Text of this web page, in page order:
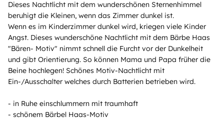
Dieses Nachtlicht mit dem wunderschönen Sternenhimmel
beruhigt die Kleinen, wenn das Zimmer dunkel ist.
Wenn es im Kinderzimmer dunkel wird, kriegen viele Kinder
Angst. Dieses wunderschöne Nachtlicht mit dem Bärbe Haas
"Bären- Motiv" nimmt schnell die Furcht vor der Dunkelheit
und gibt Orientierung. So können Mama und Papa früher die
Beine hochlegen! Schönes Motiv-Nachtlicht mit
Ein-/Ausschalter welches durch Batterien betrieben wird.
- in Ruhe einschlummern mit traumhaft
- schönem Bärbel Haas-Motiv